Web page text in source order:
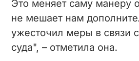
Это меняет саму манеру
не мешает нам
ужесточил меры в связи
суда", – отметила она.